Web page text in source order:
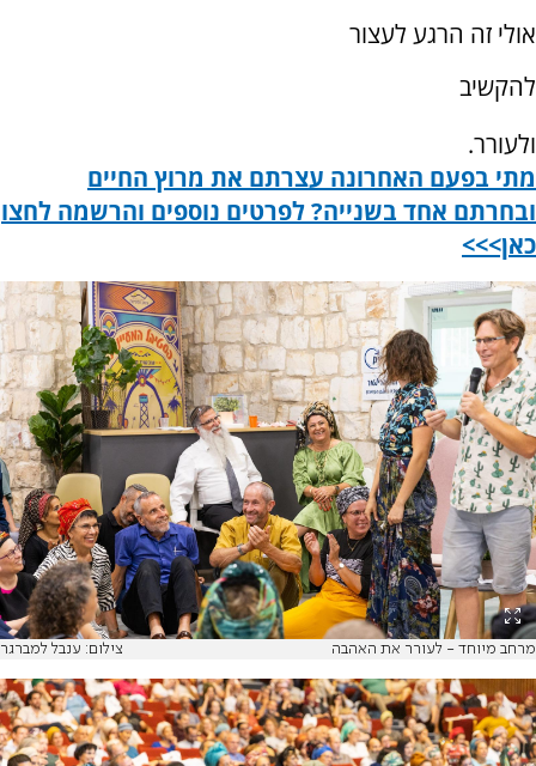
אולי זה הרגע לעצור
להקשיב
ולעורר.
מתי בפעם האחרונה עצרתם את מרוץ החיים
ובחרתם אחד בשנייה? לפרטים נוספים והרשמה לחצו
כאן>>>
מרחב מיוחד - לעורר את האהבה צילום: ענבל למברגר